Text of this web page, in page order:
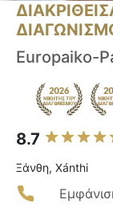
Europaiko-
8.7
Ξάνθη, Xánthi